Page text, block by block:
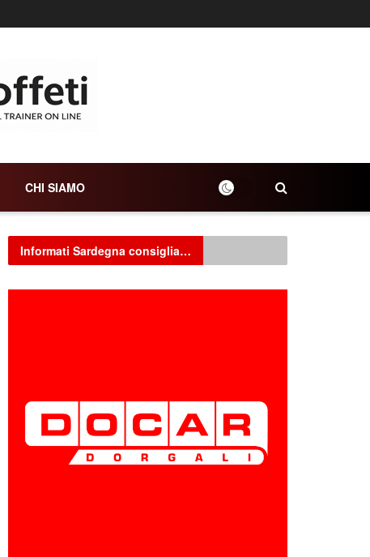
CHI SIAMO
Informati Sardegna consiglia…